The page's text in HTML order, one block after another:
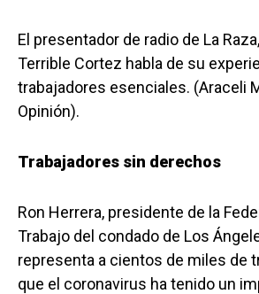
El presentador de radio de La
Terrible Cortez habla de su
trabajadores esenciales. (Araceli
Opinión).
Trabajadores sin derechos
Ron Herrera, presidente de la
Trabajo del condado de Los
representa a cientos de miles de
que el coronavirus ha tenido un